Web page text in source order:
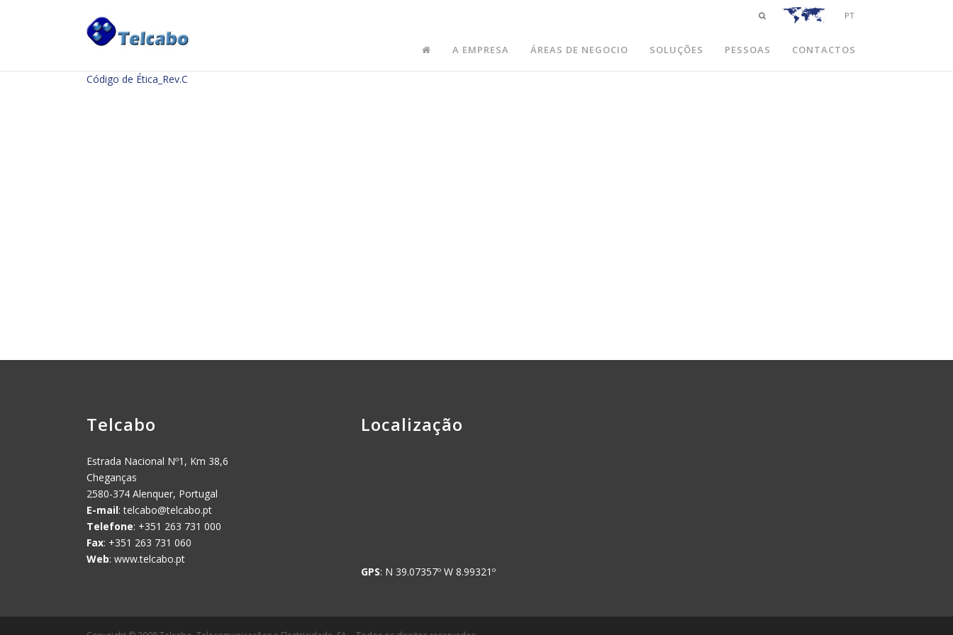
PT
A EMPRESA ÁREAS DE NEGOCIO SOLUÇÕES PESSOAS CONTACTOS
A EMPRESA
Código de Ética_Rev.C
Telcabo
Estrada Nacional Nº1, Km 38,6
Cheganças
2580-374 Alenquer, Portugal
E-mail:telcabo@telcabo.pt
Telefone: +351 263 731 000
Fax: +351 263 731 060
Web: www.telcabo.pt
Localização
GPS: N 39.07357º W 8.99321º